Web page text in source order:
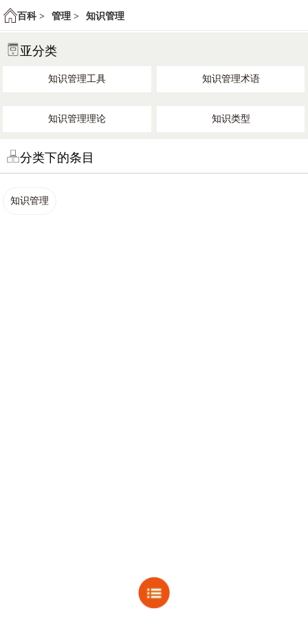
百科 > 管理 > 知识管理
亚分类
知识管理工具 知识管理术语
知识管理理论 知识类型
分类下的条目
知识管理